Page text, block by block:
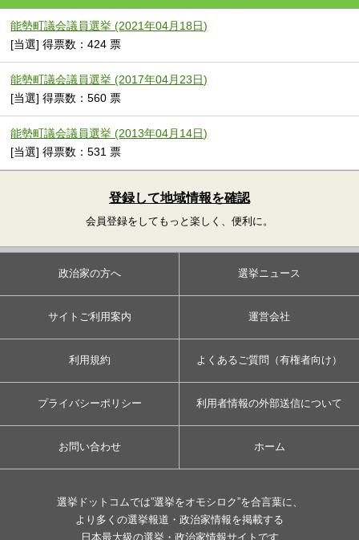
能勢町議会議員選挙 (2021年04月18日)
[当選] 得票数：424 票
能勢町議会議員選挙 (2017年04月23日)
[当選] 得票数：560 票
能勢町議会議員選挙 (2013年04月14日)
[当選] 得票数：531 票
登録して地域情報を確認
会員登録をしてもっと楽しく、便利に。
政治家の方へ 選挙ニュース
サイトご利用案内 運営会社
利用規約 よくあるご質問（有権者向け）
プライバシーポリシー 利用者情報の外部送信について
お問い合わせ ホーム
選挙ドットコムでは”選挙をオモシロク”を合言葉に、
より多くの選挙報道・政治家情報を掲載する
日本最大級の選挙・政治家情報サイトです